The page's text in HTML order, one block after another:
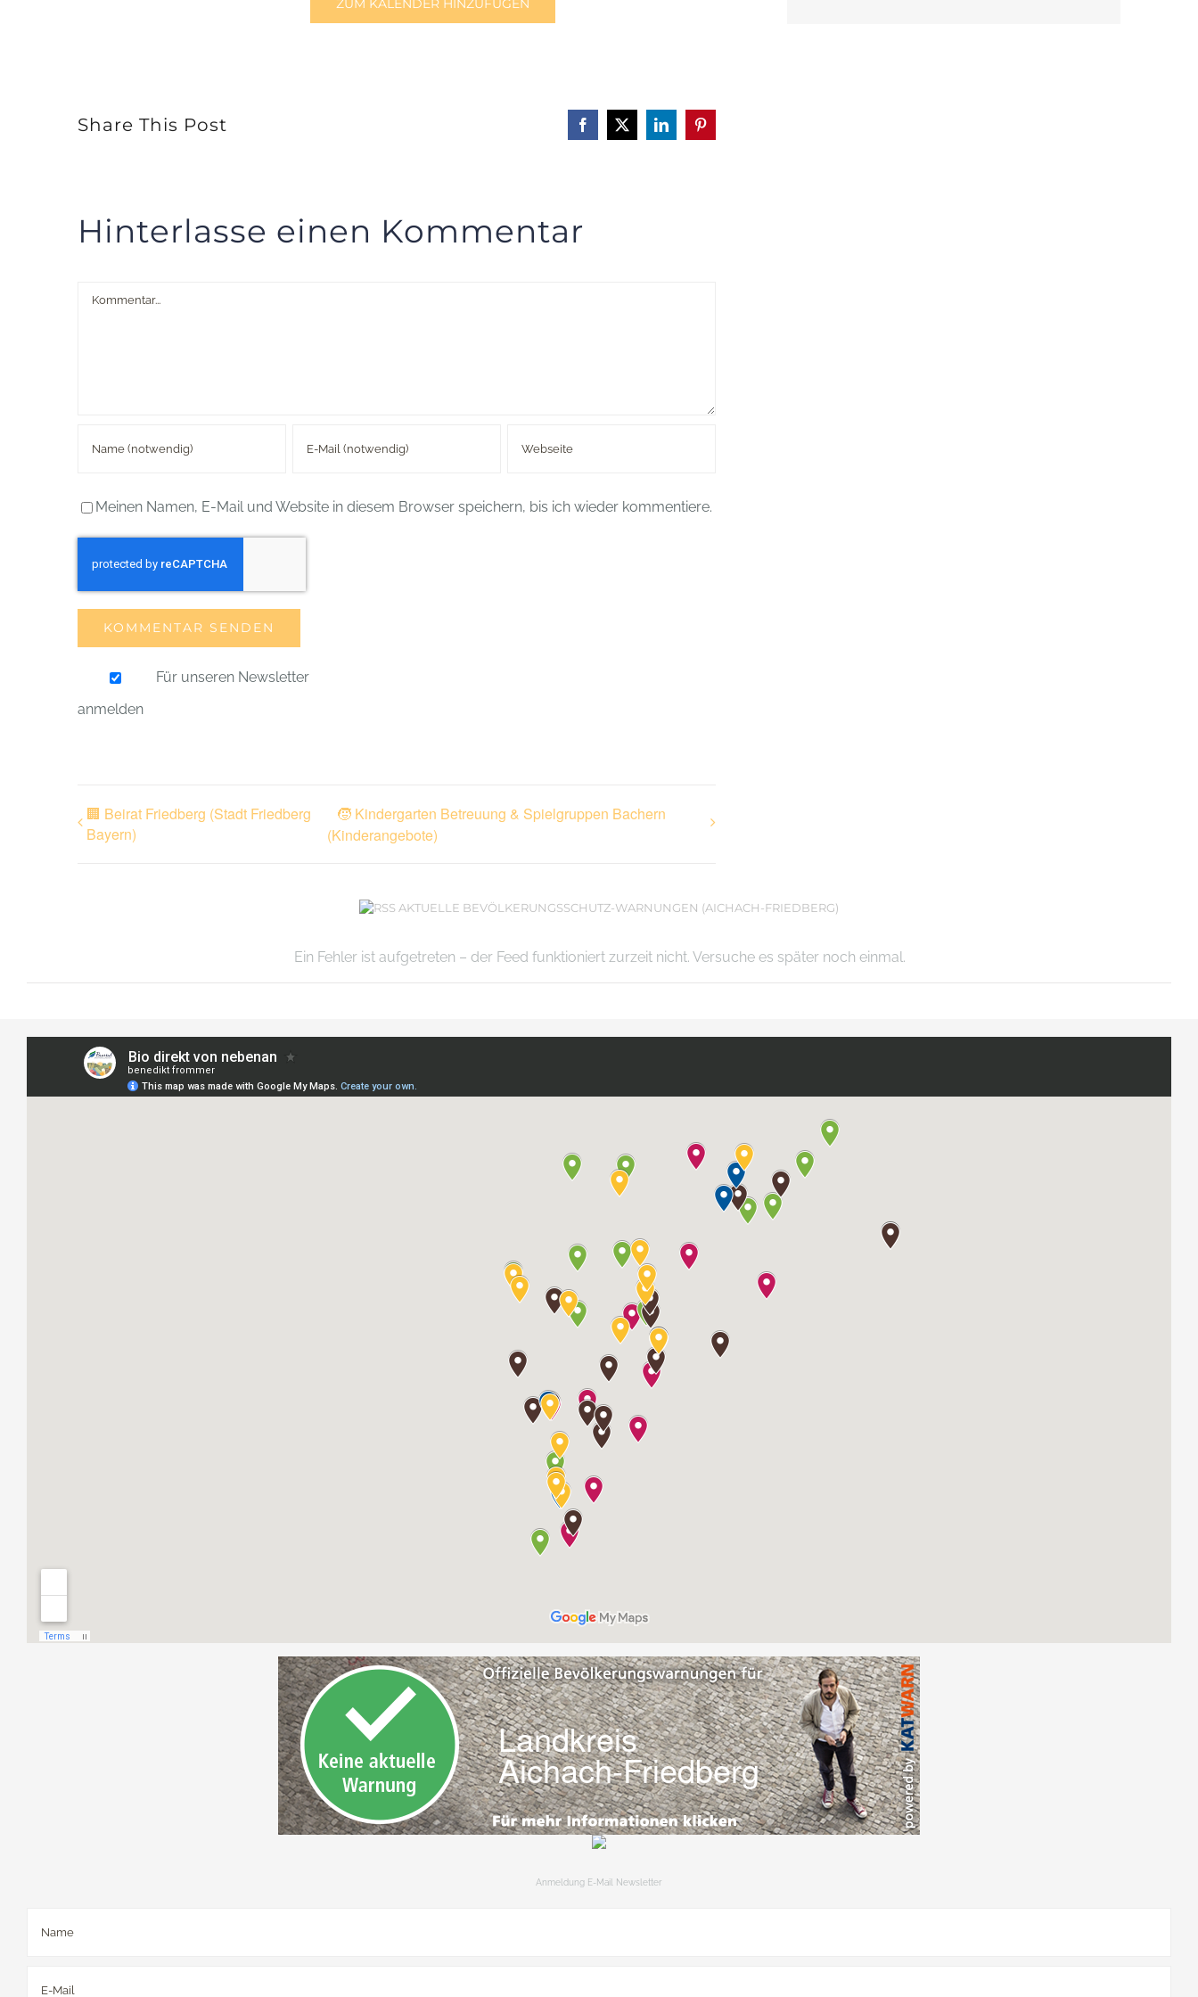
ZUM KALENDER HINZUFÜGEN
Share This Post Facebook
X LinkedInPinterest
Hinterlasse einen Kommentar
Kommentar
Meinen Namen, E-Mail und Website in diesem Browser speichern, bis ich wieder kommentiere.
Für unseren Newsletter
anmelden
🏢 Beirat Friedberg (Stadt Friedberg
Bayern)
🧒 Kindergarten Betreuung & Spielgruppen Bachern
(Kinderangebote)
AKTUELLE BEVÖLKERUNGSSCHUTZ-WARNUNGEN (AICHACH-FRIEDBERG)
Ein Fehler ist aufgetreten – der Feed funktioniert zurzeit nicht. Versuche es später noch einmal.
Anmeldung E-Mail Newsletter